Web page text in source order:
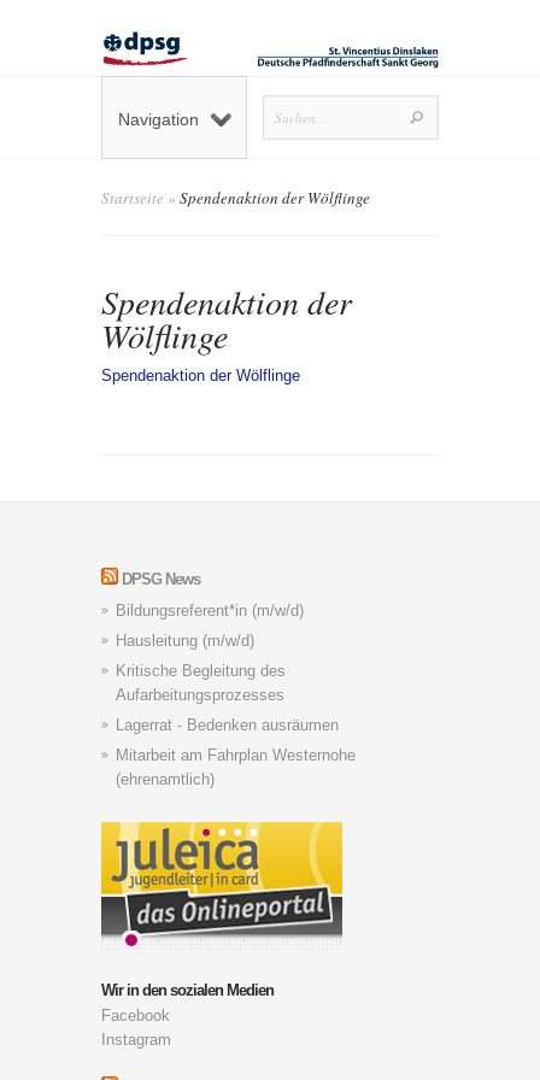
Navigation
Startseite » Spendenaktion der Wölflinge
Spendenaktion der
Wölflinge
Spendenaktion der Wölflinge
DPSG News
Bildungsreferent*in (m/w/d)
Hausleitung (m/w/d)
Kritische Begleitung des
Aufarbeitungsprozesses
Lagerrat - Bedenken ausräumen
Mitarbeit am Fahrplan Westernohe
(ehrenamtlich)
Wir in den sozialen Medien
Facebook
Instagram